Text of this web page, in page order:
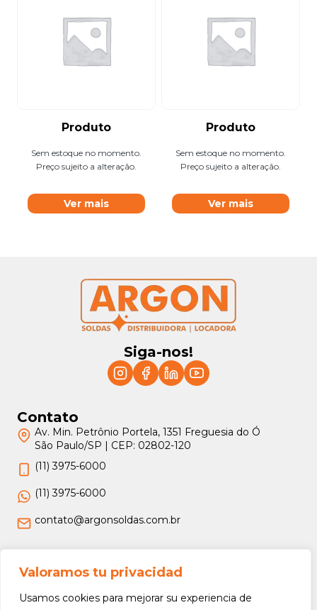
Valoramos tu privacidad
Usamos cookies para mejorar su experiencia de
Produto
Sem estoque no momento.
Preço sujeito a alteração.
Ver mais
Produto
Sem estoque no momento.
Preço sujeito a alteração.
Ver mais
Siga-nos!
Contato
Av. Min. Petrônio Portela, 1351 Freguesia do Ó
São Paulo/SP | CEP: 02802-120
(11) 3975-6000
(11) 3975-6000
contato@argonsoldas.com.br
Jurídico
Termos e Condições
Política de Privacidade